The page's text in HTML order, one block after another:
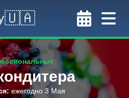
🇺🇦
:ежегодно 3 Мая